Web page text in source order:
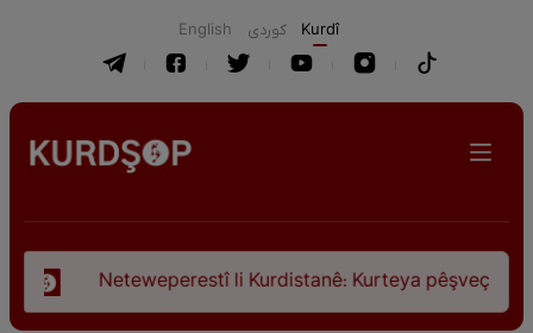
English كوردی Kurdî
Kurdistanê: Kurteya pêşveçûna dirokî û civakî-siyasî